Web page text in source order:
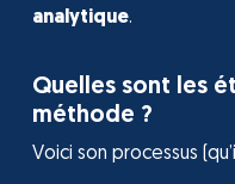
analytique.
Quelles sont les
méthode ?
Voici son processus